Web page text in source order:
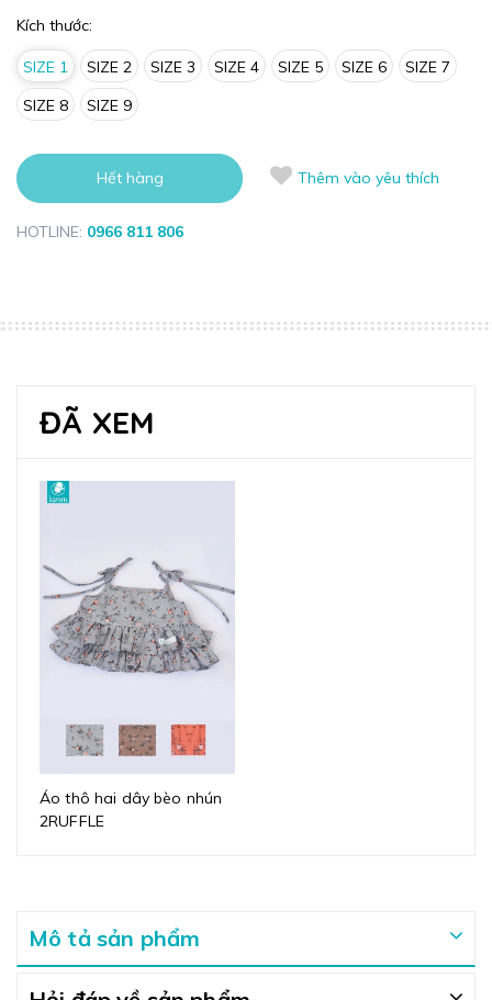
Kích thước:
SIZE 1 SIZE 2 SIZE 3 SIZE 4 SIZE 5 SIZE 6
SIZE 7
SIZE 8
SIZE 9
Hết hàng Thêm vào yêu thích
HOTLINE: 0966 811 806
ĐÃ XEM
Áo thô hai dây bèo nhún
2RUFFLE
Mô tả sản phẩm